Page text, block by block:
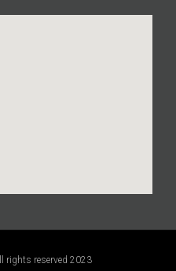
rights reserved 2023